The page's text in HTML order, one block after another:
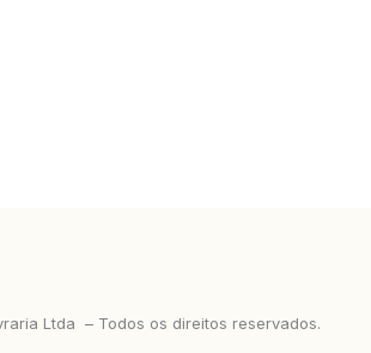
Ltda – Todos os direitos reservados.